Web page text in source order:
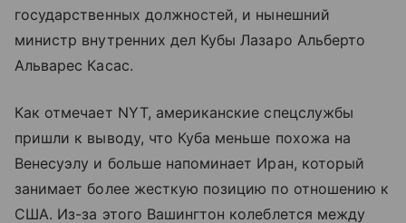
государственных должностей, и нынешний
министр внутренних дел Кубы Лазаро Альберто
Альварес Касас.
Как отмечает NYT, американские спецслужбы
пришли к выводу, что Куба меньше похожа на
Венесуэлу и больше напоминает Иран, который
занимает более жесткую позицию по отношению к
США. Из-за этого Вашингтон колеблется между